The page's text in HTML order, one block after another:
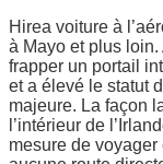
Hirea voiture à
à Mayo et plus
frapper un portail
et a élevé le statut
majeure. La façon
l’intérieur de
mesure de voyager